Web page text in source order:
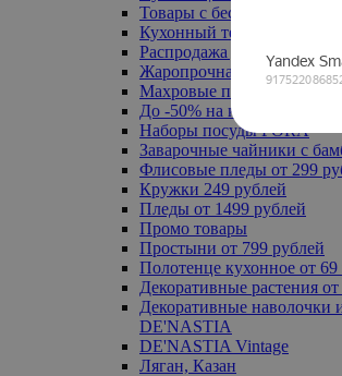
Товары с бесплатной
Кухонный текстиль
Распродажа до -50%
Жаропрочная посуда
Махровые полотенца
До -50% на ковры
Наборы посуды FORA
Заварочные чайники с
Флисовые пледы от 299
Кружки 249 рублей
Пледы от 1499 рублей
Промо товары
Простыни от 799 рублей
Полотенце кухонное от 69
Декоративные растения
Декоративные наволочки
DE'NASTIA
DE'NASTIA Vintage
Ляган, Казан